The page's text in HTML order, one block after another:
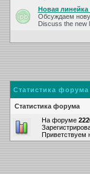
Новая линейка
Обсуждаем
Discuss the new
Статистика форума
Статистика форума
На форуме
Приветствуем